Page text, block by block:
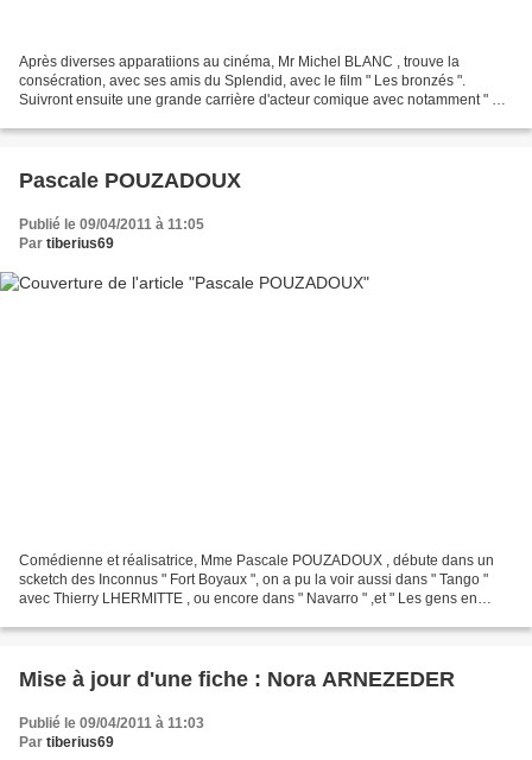
Après diverses apparatiions au cinéma, Mr Michel BLANC , trouve la
consécration, avec ses amis du Splendid, avec le film " Les bronzés ".
Suivront ensuite une grande carrière d'acteur comique avec notamment " Ma
Pascale POUZADOUX
Publié le 09/04/2011 à 11:05
Par tiberius69
Comédienne et réalisatrice, Mme Pascale POUZADOUX , débute dans un
scketch des Inconnus " Fort Boyaux ", on a pu la voir aussi dans " Tango "
avec Thierry LHERMITTE , ou encore dans " Navarro " ,et " Les gens en
Mise à jour d'une fiche : Nora ARNEZEDER
Publié le 09/04/2011 à 11:03
Par tiberius69